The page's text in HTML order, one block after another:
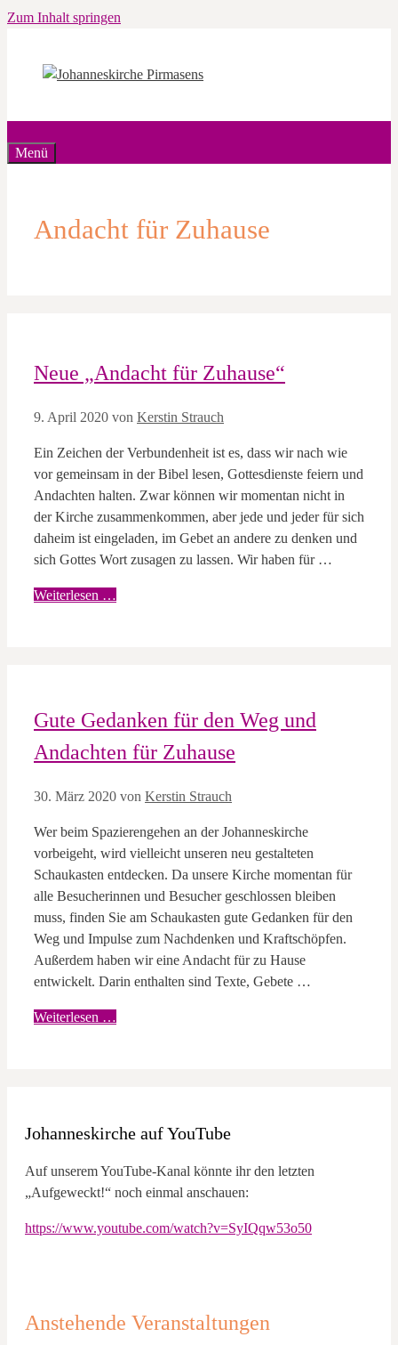
Zum Inhalt springen
Menü
Andacht für Zuhause
Neue „Andacht für Zuhause“
9. April 2020 von Kerstin Strauch
Ein Zeichen der Verbundenheit ist es, dass wir nach wie
vor gemeinsam in der Bibel lesen, Gottesdienste feiern und
Andachten halten. Zwar können wir momentan nicht in
der Kirche zusammenkommen, aber jede und jeder für sich
daheim ist eingeladen, im Gebet an andere zu denken und
sich Gottes Wort zusagen zu lassen. Wir haben für …
Weiterlesen …
Gute Gedanken für den Weg und
Andachten für Zuhause
30. März 2020 von Kerstin Strauch
Wer beim Spazierengehen an der Johanneskirche
vorbeigeht, wird vielleicht unseren neu gestalteten
Schaukasten entdecken. Da unsere Kirche momentan für
alle Besucherinnen und Besucher geschlossen bleiben
muss, finden Sie am Schaukasten gute Gedanken für den
Weg und Impulse zum Nachdenken und Kraftschöpfen.
Außerdem haben wir eine Andacht für zu Hause
entwickelt. Darin enthalten sind Texte, Gebete …
Weiterlesen …
Johanneskirche auf YouTube
Auf unserem YouTube-Kanal könnte ihr den letzten
„Aufgeweckt!“ noch einmal anschauen:
https://www.youtube.com/watch?v=SyIQqw53o50
Anstehende Veranstaltungen